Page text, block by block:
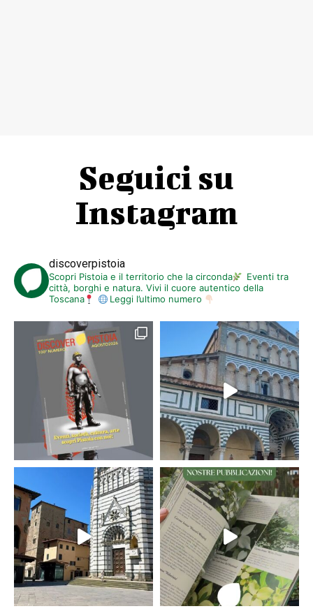
Seguici su
Instagram
discoverpistoia
Scopri Pistoia e il territorio che la circonda
Eventi tra
città, borghi e natura. Vivi il cuore autentico della
Toscana
Leggi l’ultimo numero